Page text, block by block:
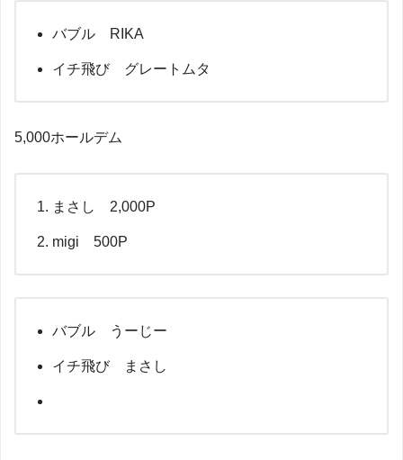
バブル RIKA
イチ飛び グレートムタ
5,000ホールデム
まさし 2,000P
migi 500P
バブル うーじー
イチ飛び まさし